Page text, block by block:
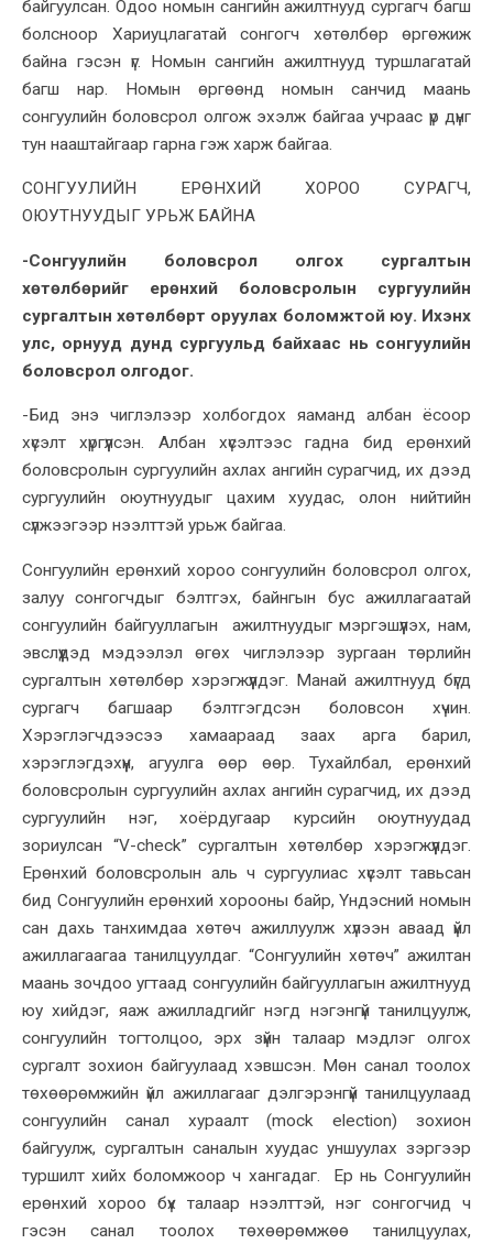
байгуулсан. Одоо номын сангийн ажилтнууд сургагч багш
болсноор Хариуцлагатай сонгогч хөтөлбөр өргөжиж
байна гэсэн үг. Номын сангийн ажилтнууд туршлагатай
багш нар. Номын өргөөнд номын санчид маань
сонгуулийн боловсрол олгож эхэлж байгаа учраас үр дүнг
тун нааштайгаар гарна гэж харж байгаа.
СОНГУУЛИЙН ЕРӨНХИЙ ХОРОО СУРАГЧ,
ОЮУТНУУДЫГ УРЬЖ БАЙНА
-Сонгуулийн боловсрол олгох сургалтын
хөтөлбөрийг ерөнхий боловсролын сургуулийн
сургалтын хөтөлбөрт оруулах боломжтой юу. Ихэнх
улс, орнууд дунд сургуульд байхаас нь сонгуулийн
боловсрол олгодог.
-Бид энэ чиглэлээр холбогдох яаманд албан ёсоор
хүсэлт хүргүүлсэн. Албан хүсэлтээс гадна бид ерөнхий
боловсролын сургуулийн ахлах ангийн сурагчид, их дээд
сургуулийн оюутнуудыг цахим хуудас, олон нийтийн
сүлжээгээр нээлттэй урьж байгаа.
Сонгуулийн ерөнхий хороо сонгуулийн боловсрол олгох,
залуу сонгогчдыг бэлтгэх, байнгын бус ажиллагаатай
сонгуулийн байгууллагын ажилтнуудыг мэргэшүүлэх, нам,
эвслүүдэд мэдээлэл өгөх чиглэлээр зургаан төрлийн
сургалтын хөтөлбөр хэрэгжүүлдэг. Манай ажилтнууд бүгд
сургагч багшаар бэлтгэгдсэн боловсон хүчин.
Хэрэглэгчдээсээ хамаараад заах арга барил,
хэрэглэгдэхүүн, агуулга өөр өөр. Тухайлбал, ерөнхий
боловсролын сургуулийн ахлах ангийн сурагчид, их дээд
сургуулийн нэг, хоёрдугаар курсийн оюутнуудад
зориулсан “V-check” сургалтын хөтөлбөр хэрэгжүүлдэг.
Ерөнхий боловсролын аль ч сургуулиас хүсэлт тавьсан
бид Сонгуулийн ерөнхий хорооны байр, Үндэсний номын
сан дахь танхимдаа хөтөч ажиллуулж хүлээн аваад үйл
ажиллагаагаа танилцуулдаг. “Сонгуулийн хөтөч” ажилтан
маань зочдоо угтаад сонгуулийн байгууллагын ажилтнууд
юу хийдэг, яаж ажилладгийг нэгд нэгэнгүй танилцуулж,
сонгуулийн тогтолцоо, эрх зүйн талаар мэдлэг олгох
сургалт зохион байгуулаад хэвшсэн. Мөн санал тоолох
төхөөрөмжийн үйл ажиллагааг дэлгэрэнгүй танилцуулаад
сонгуулийн санал хураалт (mock election) зохион
байгуулж, сургалтын саналын хуудас уншуулах зэргээр
туршилт хийх боломжоор ч хангадаг. Ер нь Сонгуулийн
ерөнхий хороо бүх талаар нээлттэй, нэг сонгогчид ч
гэсэн санал тоолох төхөөрөмжөө танилцуулах,